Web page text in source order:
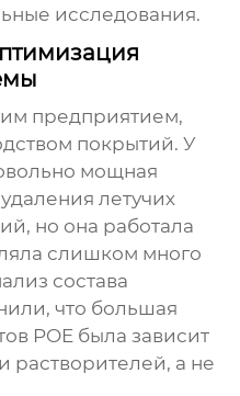
исследования.
предприятием,
покрытий. У
мощная
летучих
но она работала
слишком много
состава
что большая
POE была зависит
растворителей, а не